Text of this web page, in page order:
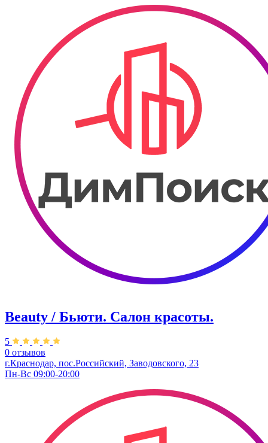
Beauty / Бьюти. Салон красоты.
5
0 отзывов
г.Краснодар, пос.Российский, Заводовского, 23
Пн-Вс 09:00-20:00